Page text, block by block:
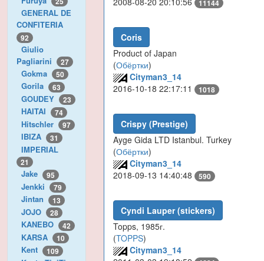
GENERAL DE
CONFITERIA
92
Giulio
Pagliarini
27
Gokma 50
Gorila 63
GOUDEY 23
HAITAI 74
Hitschler 97
IBIZA 31
IMPERIAL
21
Jake 95
Jenkki 79
Jintan 13
JOJO 28
KANEBO 42
KARSA 10
Kent 109
11144
Coris
Product of Japan
(Обёртки)
Cityman3_14
2016-10-18 22:17:11 1018
Crispy (Prestige)
Ayge Gida LTD Istanbul. Turkey
(Обёртки)
Cityman3_14
2018-09-13 14:40:48 590
Cyndi Lauper (stickers)
Topps, 1985г.
(TOPPS)
Cityman3_14